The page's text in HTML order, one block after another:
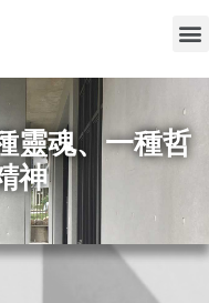
靈魂、一種哲
神